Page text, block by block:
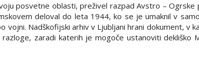
posvetne oblasti, preživel razpad Avstro – Ogrske
deloval do leta 1944, ko se je umaknil v
vojni. Nadškofijski arhiv v Ljubljani hrani dokument, v
zaradi katerih je mogoče ustanoviti dekliško